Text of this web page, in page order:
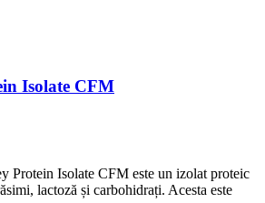
Isolate CFM
Protein Isolate CFM este un izolat proteic
lactoză și carbohidrați. Acesta este